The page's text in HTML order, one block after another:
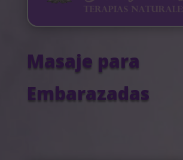
Masaje para
Embarazadas